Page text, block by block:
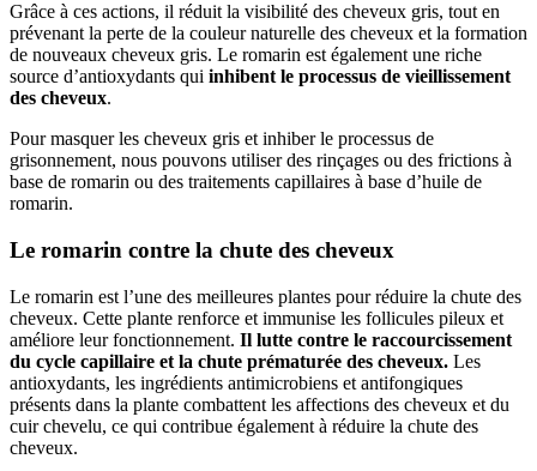
Grâce à ces actions, il réduit la visibilité des cheveux gris, tout en
prévenant la perte de la couleur naturelle des cheveux et la formation
de nouveaux cheveux gris. Le romarin est également une riche
source d’antioxydants qui inhibent le processus de vieillissement
des cheveux.
Pour masquer les cheveux gris et inhiber le processus de
grisonnement, nous pouvons utiliser des rinçages ou des frictions à
base de romarin ou des traitements capillaires à base d’huile de
romarin.
Le romarin contre la chute des cheveux
Le romarin est l’une des meilleures plantes pour réduire la chute des
cheveux. Cette plante renforce et immunise les follicules pileux et
améliore leur fonctionnement. Il lutte contre le raccourcissement
du cycle capillaire et la chute prématurée des cheveux. Les
antioxydants, les ingrédients antimicrobiens et antifongiques
présents dans la plante combattent les affections des cheveux et du
cuir chevelu, ce qui contribue également à réduire la chute des
cheveux.